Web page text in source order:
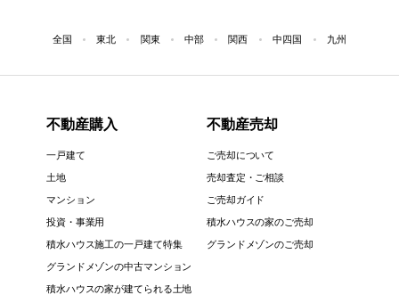
全国 東北 関東 中部 関西 中四国 九州
不動産購入
一戸建て
土地
マンション
投資・事業用
積水ハウス施工の一戸建て特集
グランドメゾンの中古マンション
積水ハウスの家が建てられる土地
不動産売却
ご売却について
売却査定・ご相談
ご売却ガイド
積水ハウスの家のご売却
グランドメゾンのご売却